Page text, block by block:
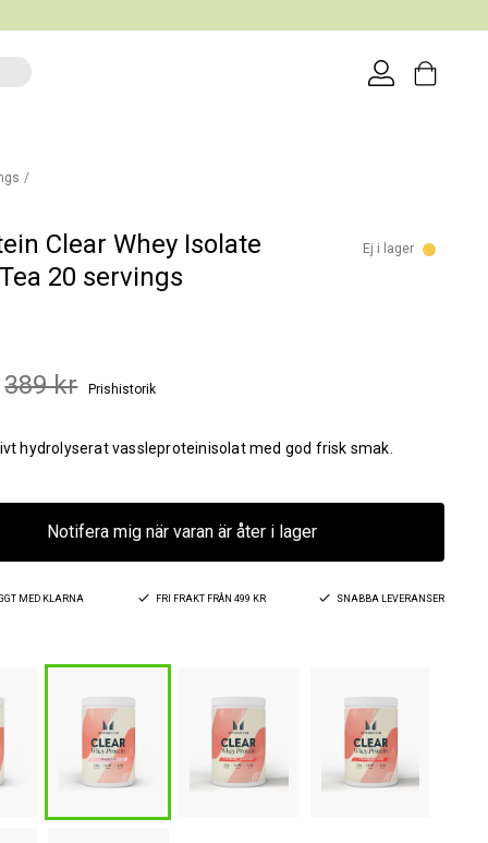
Clear Whey Isolate
20 servings
Ej i lager
389 kr Prishistorik
hydrolyserat vassleproteinisolat med god frisk smak.
Notifera mig när varan är åter i lager
MED KLARNA FRI FRAKT FRÅN 499 KR SNABBA LEVERANSER